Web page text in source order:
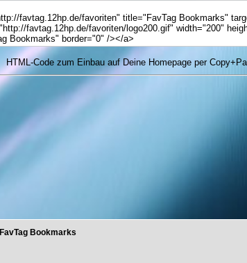
HTML-Code zum Einbau auf Deine Homepage per
FavTag Bookmarks